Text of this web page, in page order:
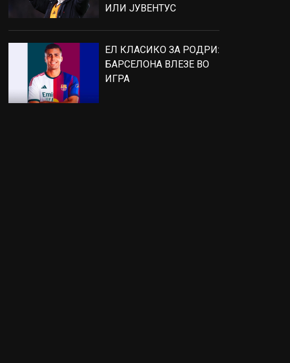
ИЛИ ЈУВЕНТУС
ЕЛ КЛАСИКО ЗА РОДРИ:
БАРСЕЛОНА ВЛЕЗЕ ВО
ИГРА